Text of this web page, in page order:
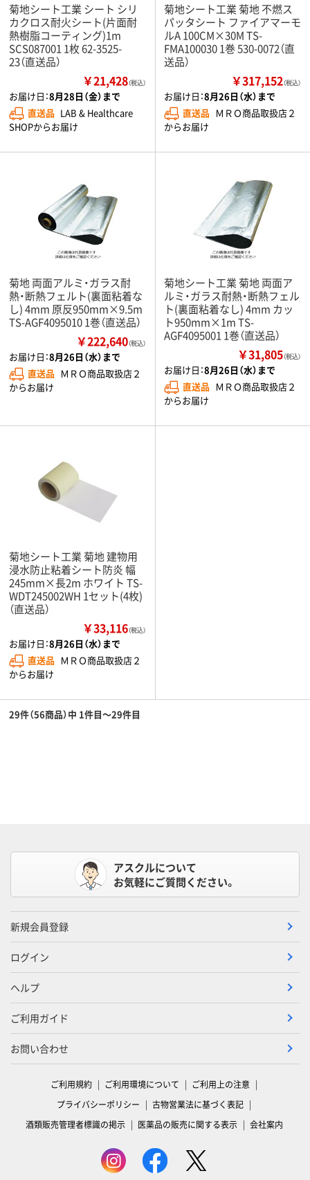
菊地シート工業 シート シリ
カクロス耐火シート(片面耐
熱樹脂コーティング)1m
SCS087001 1枚 62-3525-
23（直送品）
￥21,428（税込）
お届け日：8月28日（金）まで
直送品 LAB & Healthcare
SHOPからお届け
菊地シート工業 菊地 不燃ス
パッタシート ファイアマーモ
ルA 100CM×30M TS-
FMA100030 1巻 530-0072（直
送品）
￥317,152（税込）
お届け日：8月26日（水）まで
直送品 ＭＲＯ商品取扱店２
からお届け
菊地 両面アルミ・ガラス耐
熱・断熱フェルト(裏面粘着な
し) 4mm 原反950mm×9.5m
TS-AGF4095010 1巻（直送品）
￥222,640（税込）
お届け日：8月26日（水）まで
直送品 ＭＲＯ商品取扱店２
からお届け
菊地シート工業 菊地 両面ア
ルミ・ガラス耐熱・断熱フェル
ト(裏面粘着なし) 4mm カッ
ト950mm×1m TS-
AGF4095001 1巻（直送品）
￥31,805（税込）
お届け日：8月26日（水）まで
直送品 ＭＲＯ商品取扱店２
からお届け
菊地シート工業 菊地 建物用
浸水防止粘着シート防炎 幅
245mm×長2m ホワイト TS-
WDT245002WH 1セット(4枚)
（直送品）
￥33,116（税込）
お届け日：8月26日（水）まで
直送品 ＭＲＯ商品取扱店２
からお届け
29件（56商品）中 1件目～29件目
アスクルについて
お気軽にご質問ください。
新規会員登録
ログイン
ヘルプ
ご利用ガイド
お問い合わせ
ご利用規約 ご利用環境について
ご利用上の注意
プライバシーポリシー
古物営業法に基づく表記
酒類販売管理者標識の掲示
医薬品の販売に関する表示 会社案内